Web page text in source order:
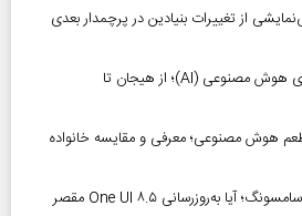
پیش‌نمایشی از تغییرات بنیادین در پرچمدار بعدی
رشد خیره‌کننده بازار توکن‌های هوش مصنوعی (AI)؛ از هیجان تا
هوش مصنوعی؛ معرفی و مقایسه خانواده
بحران باتری در گوشی‌های سامسونگ؛ آیا به‌روزرسانی One UI ۸.۵ مقصر